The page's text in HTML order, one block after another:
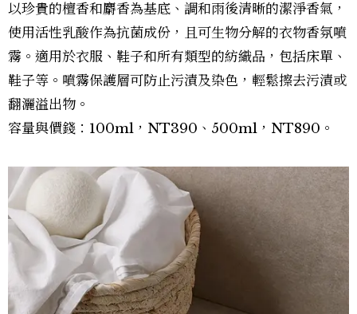
以珍貴的檀香和麝香為基底、調和雨後清晰的潔淨香氣，
使用活性乳酸作為抗菌成份，且可生物分解的衣物香氛噴
霧。適用於衣服、鞋子和所有類型的紡織品，包括床單、
鞋子等。噴霧保護層可防止污漬及染色，輕鬆擦去污漬或
翻灑溢出物。
容量與價錢：100ml，NT390、500ml，NT890。